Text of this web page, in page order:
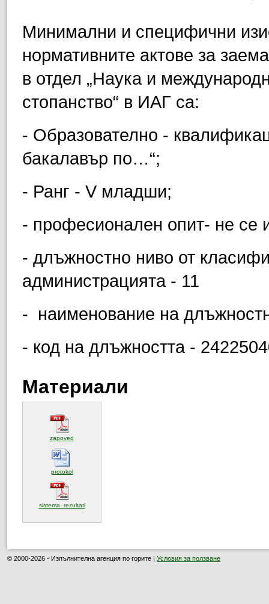
Минимални и специфични
нормативните актове за
в отдел „Наука и
стопанство“ в ИАГ са:
- Образователно -
бакалавър по…“;
- Ранг - V младши;
- професионален опит- не се
- длъжностно ниво от
администрацията - 11
- наименование на
- код на длъжността -
Материали
zapoved
protokol(отваря се в нов прозорец)
sistema_rezultati(отваря се в нов прозорец)
© 2000-2026 - Изпълнителна агенция по горите | Условия за ползване